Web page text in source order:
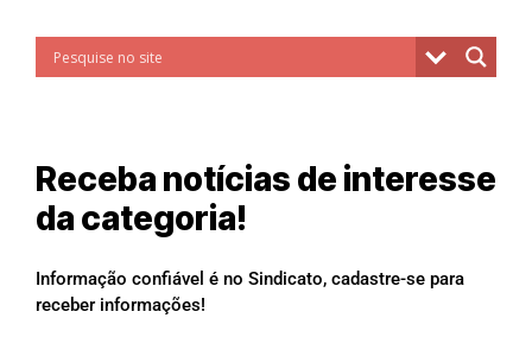
Receba notícias de interesse
da categoria!
Informação confiável é no Sindicato, cadastre-se para
receber informações!